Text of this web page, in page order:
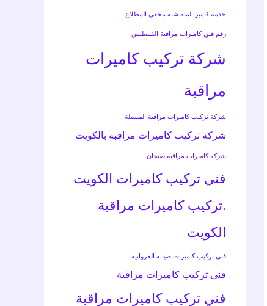
خدمه كاميرا لمبة شبه مخفي المطلاع
رقم فني كاميرات مراقبة الفنيطيس
شركة تركيب كاميرات
مراقبة
شركة تركيب كاميرات مراقبة المسيلة
شركة تركيب كاميرات مراقبة بالكويت
شركة كاميرات مراقبة صبحان
فني تركيب كاميرات الكويت
.تركيب كاميرات مراقبة
الكويت
فني تركيب كاميرات صيانه الفروانية
فني تركيب كاميرات مراقبة
فني تركيب كاميرات مراقبة